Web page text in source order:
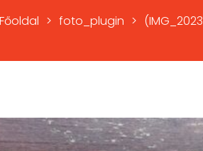
Főoldal > foto_plugin >